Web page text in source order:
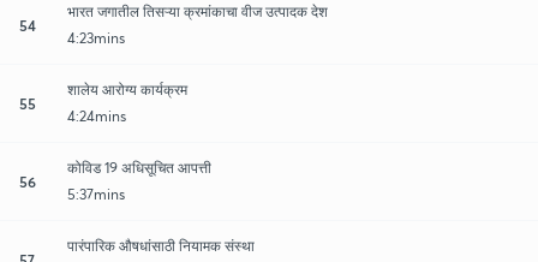
54
भारत जगातील तिसऱ्या क्रमांकाचा वीज उत्पादक देश
4:23mins
55
शालेय आरोग्य कार्यक्रम
4:24mins
56
कोविड 19 अधिसूचित आपत्ती
5:37mins
पारंपारिक औषधांसाठी नियामक संस्था